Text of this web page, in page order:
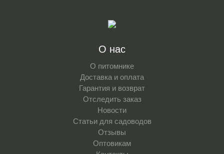
О нас
О питомнике
Доставка и оплата
Гарантия и возврат
Отследить заказ
Новости
Статьи для садоводов
Отзывы
Оптовикам